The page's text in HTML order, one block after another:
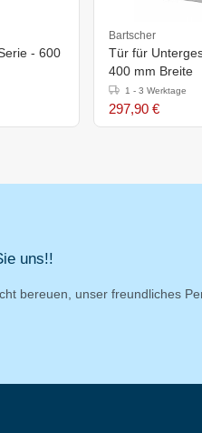
- 600
Bartscher
Tür für
400 mm Breite
1 - 3 Werktage
297,90 €
uns!!
bereuen, unser freundliches